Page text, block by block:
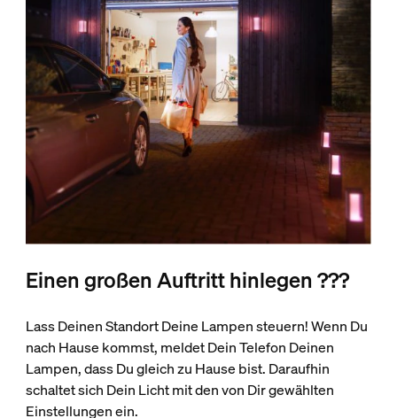
Einen großen Auftritt hinlegen ???
Lass Deinen Standort Deine Lampen steuern! Wenn Du
nach Hause kommst, meldet Dein Telefon Deinen
Lampen, dass Du gleich zu Hause bist. Daraufhin
schaltet sich Dein Licht mit den von Dir gewählten
Einstellungen ein.